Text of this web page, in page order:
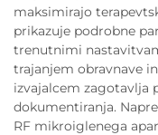
maksimirajo
prikazuje podrobne
trenutnimi
trajanjem obravnave
izvajalcem zagotavlja
dokumentiranja.
RF mikroiglenega